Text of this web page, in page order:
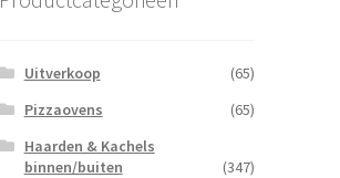
Uitverkoop
(65)
Pizzaovens
(65)
Haarden & Kachels
binnen/buiten
(347)